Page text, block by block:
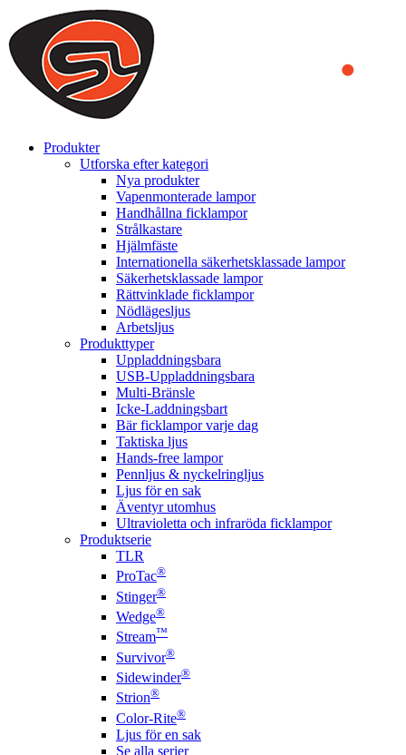
We use cookies to ensure that we provide you the best experience
on our website. By continuing to browse this website, you accept
that cookies are used to help us analyze how the website is used and
to offer you a better experience. To learn more or to find out how
you can disable cookies, you can access our
Produkter
Utforska efter kategori
Nya produkter
Vapenmonterade lampor
Handhållna ficklampor
Strålkastare
Hjälmfäste
Internationella säkerhetsklassade lampor
Säkerhetsklassade lampor
Rättvinklade ficklampor
Nödlägesljus
Arbetsljus
Produkttyper
Uppladdningsbara
USB-Uppladdningsbara
Multi-Bränsle
Icke-Laddningsbart
Bär ficklampor varje dag
Taktiska ljus
Hands-free lampor
Pennljus & nyckelringljus
Ljus för en sak
Äventyr utomhus
Ultravioletta och infraröda ficklampor
Produktserie
TLR
ProTac®
Stinger®
Wedge®
Stream™
Survivor®
Sidewinder®
Strion®
Color-Rite®
Ljus för en sak
Se alla serier